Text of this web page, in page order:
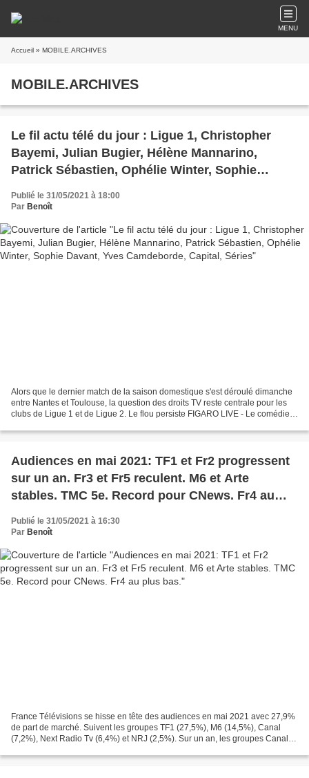
MENU
Accueil » MOBILE.ARCHIVES
MOBILE.ARCHIVES
Le fil actu télé du jour : Ligue 1, Christopher
Bayemi, Julian Bugier, Hélène Mannarino,
Patrick Sébastien, Ophélie Winter, Sophie
Davant, Yves Camdeborde, Capital, Séries
Publié le 31/05/2021 à 18:00
Par Benoît
Alors que le dernier match de la saison domestique s'est déroulé dimanche
entre Nantes et Toulouse, la question des droits TV reste centrale pour les
clubs de Ligue 1 et de Ligue 2. Le flou persiste FIGARO LIVE - Le comédien
Audiences en mai 2021: TF1 et Fr2 progressent
sur un an. Fr3 et Fr5 reculent. M6 et Arte
stables. TMC 5e. Record pour CNews. Fr4 au
Publié le 31/05/2021 à 16:30
Par Benoît
France Télévisions se hisse en tête des audiences en mai 2021 avec 27,9%
de part de marché. Suivent les groupes TF1 (27,5%), M6 (14,5%), Canal
(7,2%), Next Radio Tv (6,4%) et NRJ (2,5%). Sur un an, les groupes Canal et